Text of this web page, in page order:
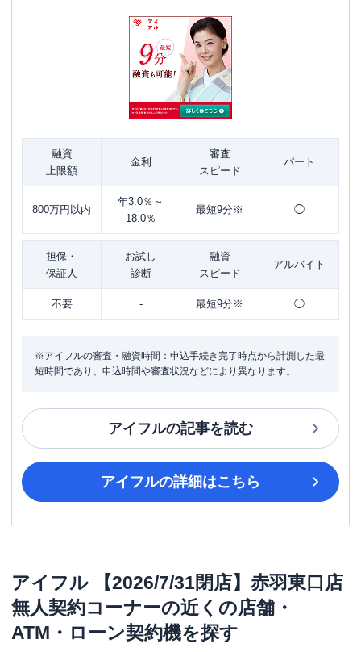
融資
上限額
金利
審査
スピード
パート
800万円以内
年3.0％～
18.0％
最短9分※ ◯
担保・
保証人
お試し
診断
融資
スピード
アルバイト
不要 - 最短9分※ ◯
※アイフルの審査・融資時間：申込手続き完了時点から計測した最
短時間であり、申込時間や審査状況などにより異なります。
アイフルの記事を読む
アイフルの詳細はこちら
アイフル
【2026/7/31閉店】赤羽東口店
無人契約コーナーの近くの店舗・
ATM・ローン契約機を探す